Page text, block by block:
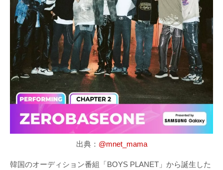
出典： @mnet_mama
韓国のオーディション番組「BOYS PLANET」から誕生した